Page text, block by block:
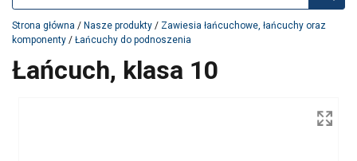
Dodano do zapytania
Strona główna / Nasze produkty / Zawiesia łańcuchowe, łańcuchy oraz
komponenty / Łańcuchy do podnoszenia
Łańcuch, klasa 10